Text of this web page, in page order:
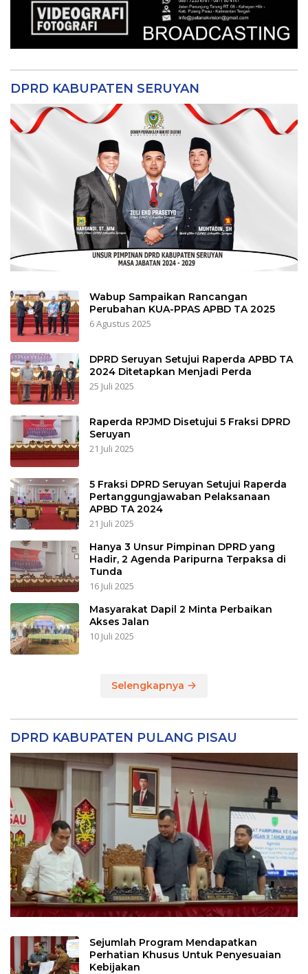
DPRD KABUPATEN SERUYAN
Wabup Sampaikan Rancangan
Perubahan KUA-PPAS APBD TA 2025
6 Agustus 2025
DPRD Seruyan Setujui Raperda APBD TA
2024 Ditetapkan Menjadi Perda
25 Juli 2025
Raperda RPJMD Disetujui 5 Fraksi DPRD
Seruyan
21 Juli 2025
5 Fraksi DPRD Seruyan Setujui Raperda
Pertanggungjawaban Pelaksanaan
APBD TA 2024
21 Juli 2025
Hanya 3 Unsur Pimpinan DPRD yang
Hadir, 2 Agenda Paripurna Terpaksa di
Tunda
16 Juli 2025
Masyarakat Dapil 2 Minta Perbaikan
Akses Jalan
10 Juli 2025
Selengkapnya
DPRD KABUPATEN PULANG PISAU
Sejumlah Program Mendapatkan
Perhatian Khusus Untuk Penyesuaian
Kebijakan